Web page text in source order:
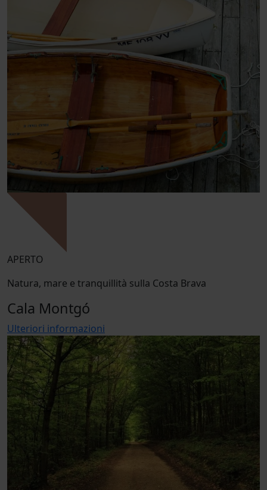
APERTO
Natura, mare e tranquillità sulla Costa Brava
Cala Montgó
Ulteriori informazioni